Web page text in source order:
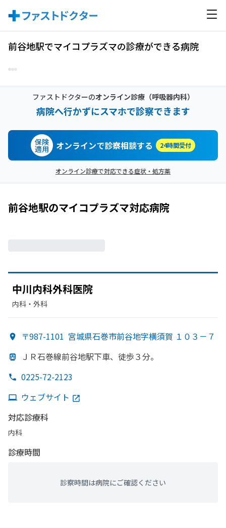
前谷地駅でマイコプラズマの診療ができる病院
ファストドクターのオンライン診療（呼吸器内科）
病院へ行かずにスマホで診察できます
保険
適用 オンラインで診察相談する 24時間受付
オンライン診療で対応できる症状・処方薬
前谷地駅のマイコプラズマ対応病院
中川内科外科医院
内科・​外科
〒987-1101 宮城県石巻市前谷地字横須賀 １０３－７
ＪＲ石巻線前谷地駅下車、 徒歩３分。
0225-72-2123
ウェブサイト
対応診療科
内科
診療時間
診察時間は病院にご確認ください